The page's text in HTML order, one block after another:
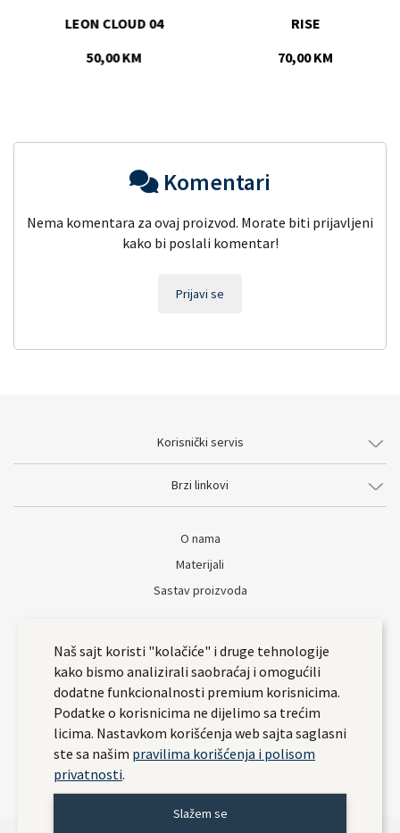
LEON CLOUD 04
50,00 KM
RISE
70,00 KM
Komentari
Nema komentara za ovaj proizvod. Morate biti prijavljeni
kako bi poslali komentar!
Prijavi se
Korisnički servis
Brzi linkovi
O nama
Materijali
Sastav proizvoda
Naš sajt koristi "kolačiće" i druge tehnologije
kako bismo analizirali saobraćaj i omogućili
dodatne funkcionalnosti premium korisnicima.
Podatke o korisnicima ne dijelimo sa trećim
licima. Nastavkom korišćenja web sajta saglasni
ste sa našim pravilima korišćenja i polisom
privatnosti.
Slažem se